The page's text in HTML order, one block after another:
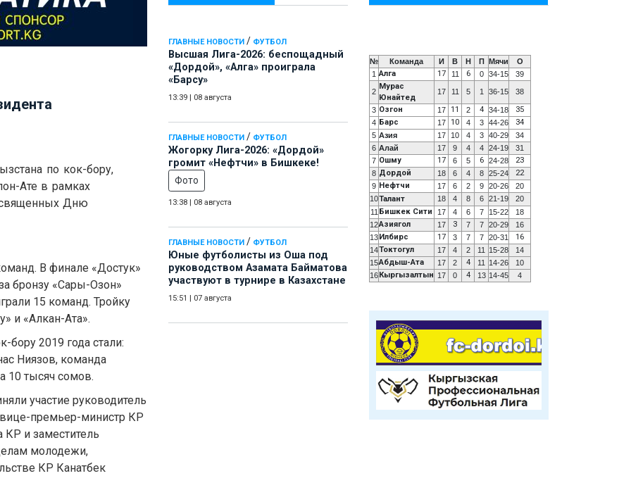
ГЛАВНЫЕ НОВОСТИ / ФУТБОЛ
Высшая Лига-2026: беспощадный
«Дордой», «Алга» проиграла
«Барсу»
13:39 08 августа
ГЛАВНЫЕ НОВОСТИ / ФУТБОЛ
Жогорку Лига-2026: «Дордой»
громит «Нефтчи» в Бишкеке!
Фото
13:38 08 августа
ГЛАВНЫЕ НОВОСТИ / ФУТБОЛ
Юные футболисты из Оша под
руководством Азамата Байматова
участвуют в турнире в Казахстане
15:51 07 августа
по кок-бору,
Ате в рамках
Дню
В финале «Достук»
бронзу «Сары-Озон»
15 команд. Тройку
и «Алкан-Ата».
2019 года стали:
Ниязов, команда
10 тысяч сомов.
участие руководитель
премьер-министр КР
и заместитель
молодежи,
КР Канатбек
№ Команда И В Н П Мячи
О
1 Алга 17 11 6 0 34-15 39
2
Мурас
Юнайтед
17 11 5 1 36-15 38
3 Озгон 17 11 2 4 34-18 35
4 Барс 17 10 4 3 44-26 34
5 Азия 17 10 4 3 40-29
34
6 Алай 17 9 4 4 24-19
31
7 Ошму 17 6 5 6 24-28 23
8 Дордой 18 6 4 8 25-24 22
9 Нефтчи 17 6 2 9 20-26
20
10Талант 18 4 8 6 21-19
20
11 Бишкек Сити 17 4 6 7 15-22
18
12Азиягол 17 3 7 7 20-29
16
13 Илбирс 17 3 7 7 20-31 16
14Токтогул 17 4 2 11 15-28
14
15Абдыш-Ата 17 2 4 11 14-26
10
16 Кыргызалтын 17 0 4 13 14-45 4